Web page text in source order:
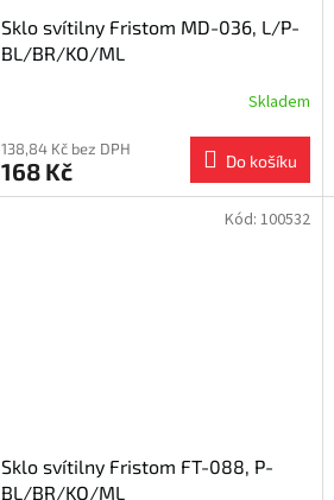
Sklo svítilny Fristom MD-036, L/P-
BL/BR/KO/ML
Skladem
138,84 Kč bez DPH
168 Kč Do košíku
Sklo svítilny Fristom FT-088, P-
BL/BR/KO/ML
Kód: 100532